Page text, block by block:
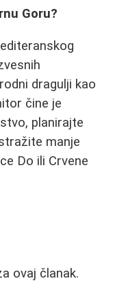
Goru?
dragulji kao
čine je
planirajte
manje
Do ili Crvene
ovaj članak.